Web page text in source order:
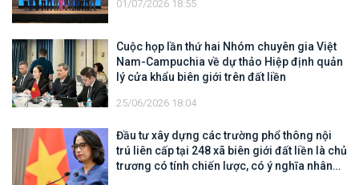
01/07/2026 18:55
Cuộc họp lần thứ hai Nhóm chuyên gia Việt
Nam-Campuchia về dự thảo Hiệp định quản
lý cửa khẩu biên giới trên đất liền
25/06/2026 18:04
Đầu tư xây dựng các trường phổ thông nội
trú liên cấp tại 248 xã biên giới đất liền là chủ
trương có tính chiến lược, có ý nghĩa nhân